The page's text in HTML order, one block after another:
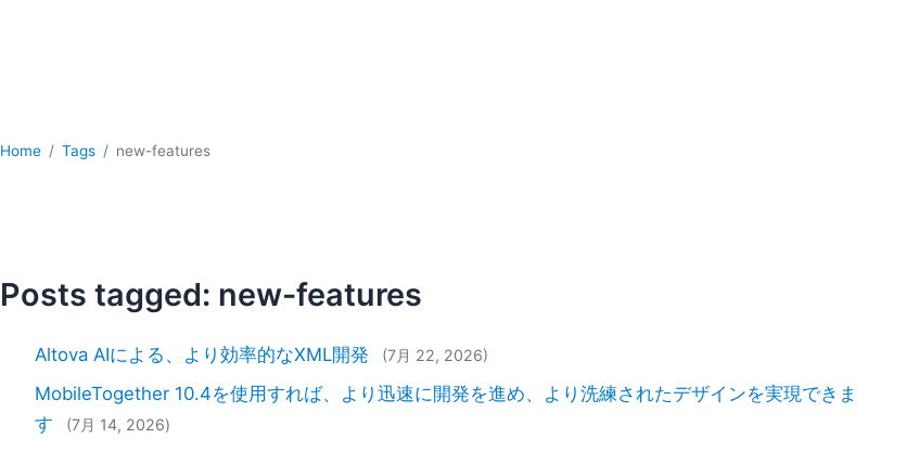
Home Tags new-features
Posts tagged: new-features
Altova AIによる、より効率的なXML開発 (7月 22, 2026)
MobileTogether 10.4を使用すれば、より迅速に開発を進め、より洗練されたデザインを実現できま
す
(7月 14, 2026)